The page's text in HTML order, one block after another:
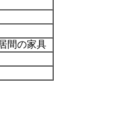
間の家具